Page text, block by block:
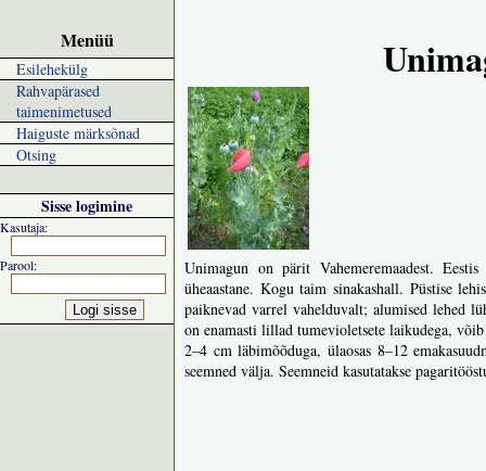
Menüü
Esilehekülg
Rahvapärased
taimenimetused
Haiguste märksõnad
Otsing
Sisse logimine
Kasutaja:
Parool:
Unimagun on pärit Vahemeremaadest.
üheaastane. Kogu taim sinakashall. Püstise
paiknevad varrel vahelduvalt; alumised lehed
on enamasti lillad tumevioletsete laikudega,
2–4 cm läbimõõduga, ülaosas 8–12
seemned välja. Seemneid kasutatakse